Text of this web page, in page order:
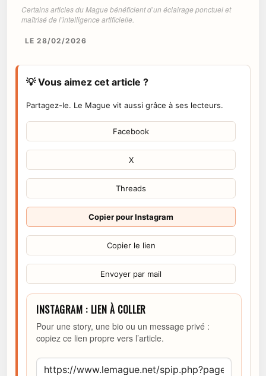
Certains articles du Mague bénéficient d’un éclairage ponctuel et
maîtrisé de l’intelligence artificielle.
LE 28/02/2026
💡 Vous aimez cet article ?
Partagez-le. Le Mague vit aussi grâce à ses lecteurs.
Facebook
X
Threads
Copier pour Instagram
Copier le lien
Envoyer par mail
INSTAGRAM : LIEN À COLLER
Pour une story, une bio ou un message privé :
copiez ce lien propre vers l’article.